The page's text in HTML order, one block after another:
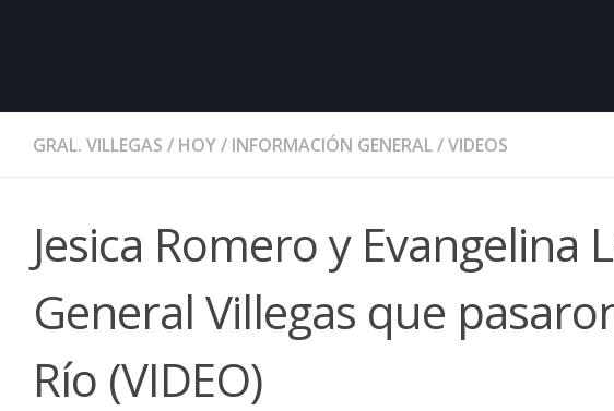
GRAL. VILLEGAS / HOY/ INFORMACIÓN GENERAL/VIDEOS
Jesica Romero y Evangelina
General Villegas que
Río (VIDEO)